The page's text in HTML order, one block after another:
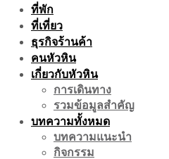
ที่พัก
ที่เที่ยว
ธุรกิจร้านค้า
คนหัวหิน
เกี่ยวกับหัวหิน
การเดินทาง
รวมข้อมูลสำคัญ
บทความทั้งหมด
บทความแนะนำ
กิจกรรม